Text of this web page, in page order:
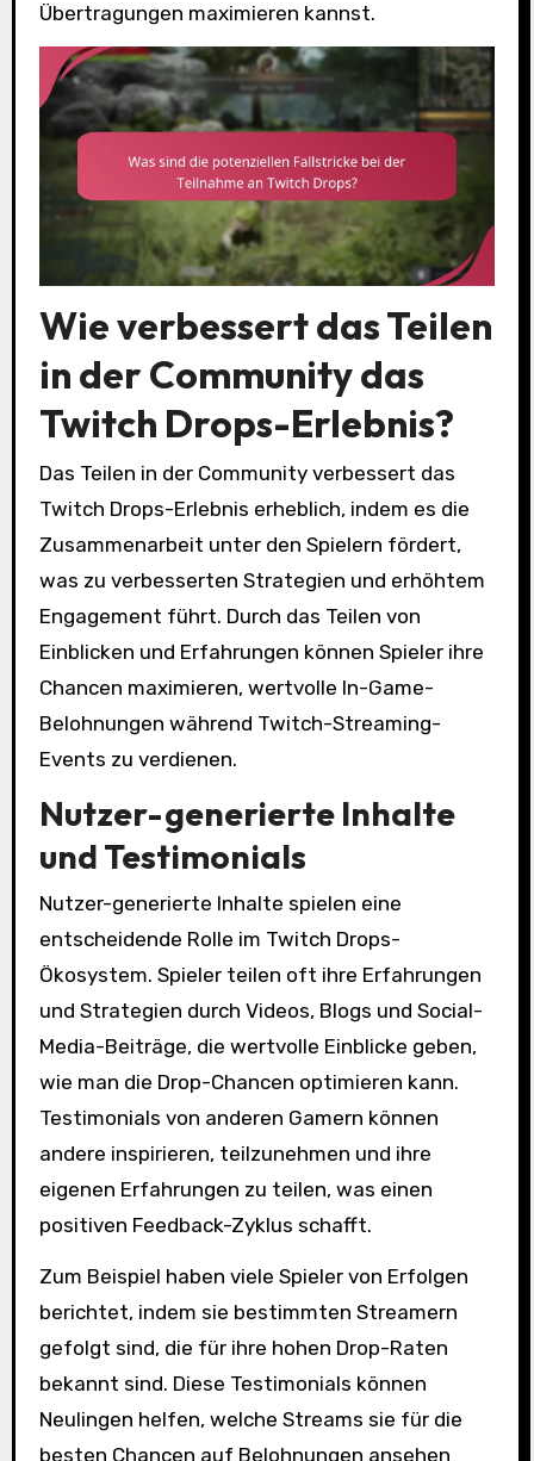
Übertragungen maximieren kannst.
Wie verbessert das Teilen
in der Community das
Twitch Drops-Erlebnis?
Das Teilen in der Community verbessert das
Twitch Drops-Erlebnis erheblich, indem es die
Zusammenarbeit unter den Spielern fördert,
was zu verbesserten Strategien und erhöhtem
Engagement führt. Durch das Teilen von
Einblicken und Erfahrungen können Spieler ihre
Chancen maximieren, wertvolle In-Game-
Belohnungen während Twitch-Streaming-
Events zu verdienen.
Nutzer-generierte Inhalte
und Testimonials
Nutzer-generierte Inhalte spielen eine
entscheidende Rolle im Twitch Drops-
Ökosystem. Spieler teilen oft ihre Erfahrungen
und Strategien durch Videos, Blogs und Social-
Media-Beiträge, die wertvolle Einblicke geben,
wie man die Drop-Chancen optimieren kann.
Testimonials von anderen Gamern können
andere inspirieren, teilzunehmen und ihre
eigenen Erfahrungen zu teilen, was einen
positiven Feedback-Zyklus schafft.
Zum Beispiel haben viele Spieler von Erfolgen
berichtet, indem sie bestimmten Streamern
gefolgt sind, die für ihre hohen Drop-Raten
bekannt sind. Diese Testimonials können
Neulingen helfen, welche Streams sie für die
besten Chancen auf Belohnungen ansehen